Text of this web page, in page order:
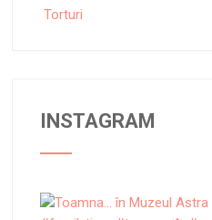
Torturi
INSTAGRAM